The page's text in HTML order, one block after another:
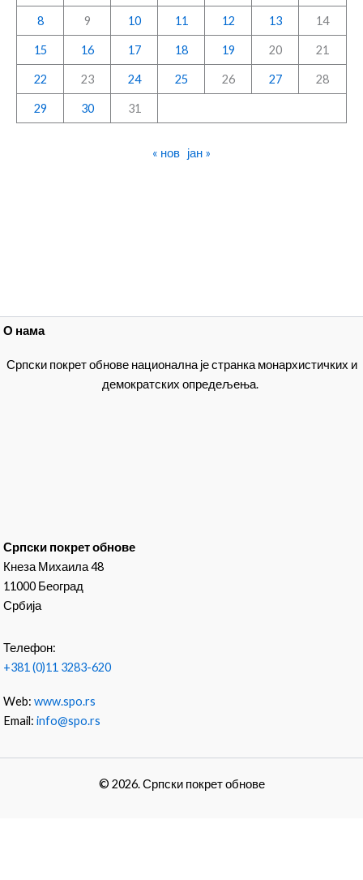
8 9 10 11 12 13 14
15 16 17 18 19 20 21
22 23 24 25 26 27 28
29 30 31
« нов јан »
О нама
Српски покрет обнове национална је странка монархистичких и
демократских опредељења.
Српски покрет обнове
Кнеза Михаила 48
11000 Београд
Србија
Телефон:
+381 (0)11 3283-620
Web:www.spo.rs
Email:info@spo.rs
© 2026. Српски покрет обнове